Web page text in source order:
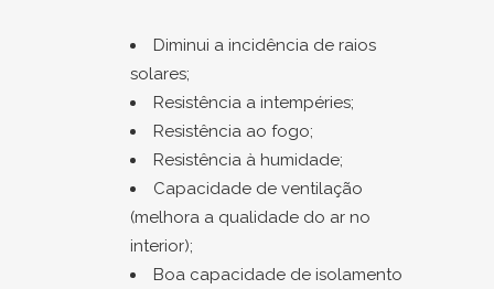
Diminui a incidência de raios
solares;
Resistência a intempéries;
Resistência ao fogo;
Resistência à humidade;
Capacidade de ventilação
(melhora a qualidade do ar no
interior);
Boa capacidade de isolamento